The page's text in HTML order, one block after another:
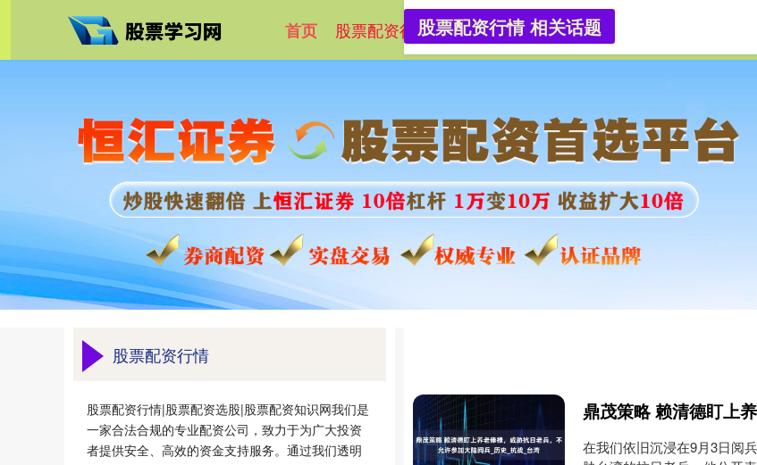
首页 股票配资行情 股票配资选股 股票配资知识网
股票配资行情 相关话题
在我们依旧沉浸在9月3日阅
股票配资行情
股票配资行情|股票配资选股|股票配资知识网我们是
一家合法合规的专业配资公司，致力于为广大投资
者提供安全、高效的资金支持服务。通过我们透明